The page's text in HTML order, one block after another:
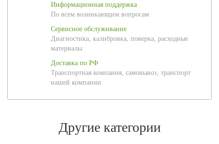
Информационная поддержка
По всем возникающим вопросам
Сервисное обслуживание
Диагностика, калибровка, поверка, расходные
материалы
Доставка по РФ
Транспортная компания, самовывоз, транспорт
нашей компании
Другие категории